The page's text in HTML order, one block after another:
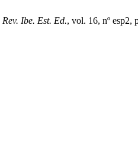
Rev. Ibe. Est. Ed., vol. 16, nº esp2,